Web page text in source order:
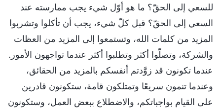
للسعي إلى الحقّ؟ ما هو أوّل شيء يجب ممارسته عند
السعي إلى الحقّ؟ قبل كلّ شيء، يجب أن تأكلوا وتشربوا
المزيد من كلمات الله، وتستمعوا إلى المزيد من العظات
والشركة، وتصلّوا أكثر وتطلبوا أكثر عندما تواجهون الأمور.
عندما تكونون قد زوَّدتم أنفسكم بالمزيد من الحقائق،
وعندما تنمون سريعًا وتمتلكون قامة، ستكونون قادرين
على القيام بواجباتكم، والاضطلاع ببعض العمل، وستكونون